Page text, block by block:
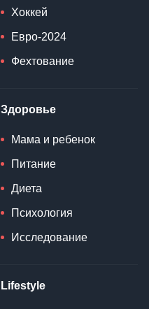
Хоккей
Евро-2024
Фехтование
Здоровье
Мама и ребенок
Питание
Диета
Психология
Исследование
Lifestyle